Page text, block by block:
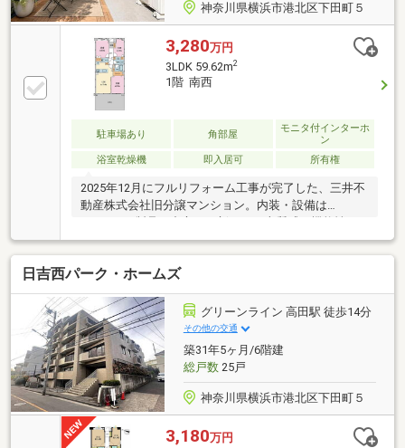
神奈川県横浜市港北区下田町５
3,280万円
3LDK 59.62m2
1階 南西
駐車場あり 角部屋
モニタ付インターホ
ン
浴室乾燥機
即入居可 所有権
2025年12月にフルリフォーム工事が完了した、三井不
動産株式会社旧分譲マンション。内装・設備は
兼ね備えた住まいです。オートロック・防犯カメラを
備えた安心のセキュリティに加え、ペット飼育相談可
能。大切な家族の一員であるペットと一緒に快適な暮
らしを実現できます。階下に住戸がなく、足音を気に
せず生活できるのも魅力。専用テラスには人工木ウッ
ドパネルを設置し、お子さまの遊び場やくつろぎの空
間として活躍します。保育園・小学校・スーパー・公
園が徒歩10分圏内に揃い、子育て世帯にも嬉しい住環
境。家具付き販売で、すぐに新生活を始められます。
日吉西パーク・ホームズ
グリーンライン 高田駅 徒歩14分
その他の交通
築31年5ヶ月/6階建
総戸数25戸
神奈川県横浜市港北区下田町５
3,180万円